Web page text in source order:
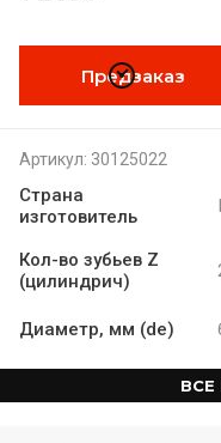
Предзаказ
Артикул: 30125022
Страна
изготовитель
Кол-во зубьев Z
(цилиндрич)
Диаметр, мм (de)
ВСЕ